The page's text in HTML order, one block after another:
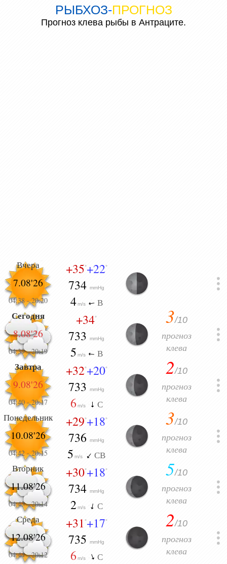
РЫБХОЗ-ПРОГНОЗ
Прогноз клева рыбы в Антраците.
Вчера
7.08'26
04:38-20:20
+35°+22°
734mmHg
4 m/s В
Сегодня
8.08'26
04:39-20:19
+34°
733mmHg
5 m/s В
3/10
прогноз
клева
Завтра
9.08'26
04:40-20:17
+32°+20°
733mmHg
6 m/s С
2/10
прогноз
клева
Понедельник
10.08'26
04:42-20:15
+29°+18°
736mmHg
5 m/s СВ
3/10
прогноз
клева
Вторник
11.08'26
04:43-20:14
+30°+18°
734mmHg
2 m/s С
5/10
прогноз
клева
Среда
12.08'26
04:44-20:12
+31°+17°
735mmHg
6 m/s С
2/10
прогноз
клева